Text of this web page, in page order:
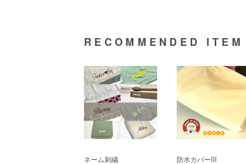
RECOMMENDED ITEM
ネーム刺繍 防水カバーIII